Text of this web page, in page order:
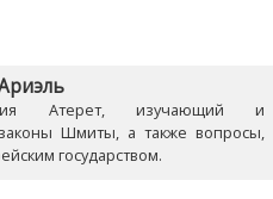
Атерет, изучающий и
Шмиты, а также вопросы,
государством.